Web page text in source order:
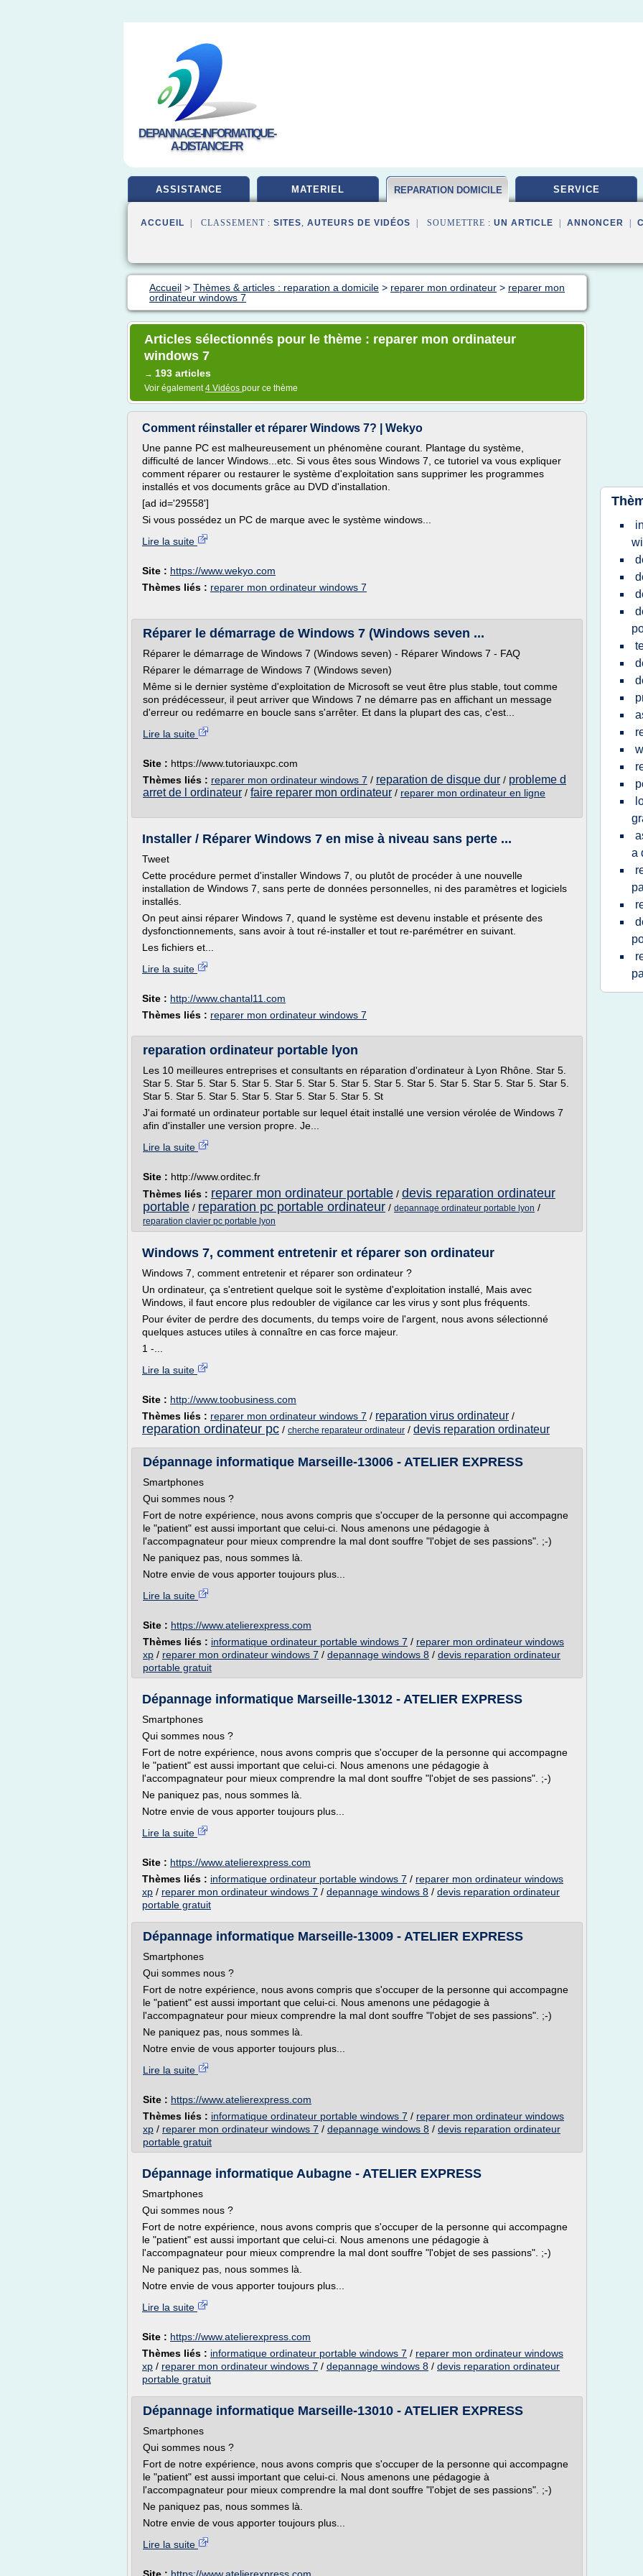
DEPANNAGE-INFORMATIQUE-
A-DISTANCE.FR
ASSISTANCE MATERIEL REPARATION DOMICILE SERVICE
ACCUEIL | CLASSEMENT : SITES, AUTEURS DE VIDÉOS | SOUMETTRE : UN ARTICLE ANNONCER
Accueil > Thèmes & articles : reparation a domicile > reparer mon ordinateur > reparer mon
ordinateur windows 7
Articles sélectionnés pour le thème : reparer mon ordinateur
windows 7
→ 193 articles
Voir également4 Vidéos pour ce thème
Comment réinstaller et réparer Windows 7? | Wekyo
Une panne PC est malheureusement un phénomène courant. Plantage du système,
difficulté de lancer Windows...etc. Si vous êtes sous Windows 7, ce tutoriel va vous expliquer
comment réparer ou restaurer le système d'exploitation sans supprimer les programmes
installés et vos documents grâce au DVD d'installation.
[ad id='29558']
Si vous possédez un PC de marque avec le système windows...
Lire la suite
Site : https://www.wekyo.com
Thèmes liés : reparer mon ordinateur windows 7
Réparer le démarrage de Windows 7 (Windows seven ...
Réparer le démarrage de Windows 7 (Windows seven) - Réparer Windows 7 - FAQ
Réparer le démarrage de Windows 7 (Windows seven)
Même si le dernier système d'exploitation de Microsoft se veut être plus stable, tout comme
son prédécesseur, il peut arriver que Windows 7 ne démarre pas en affichant un message
d'erreur ou redémarre en boucle sans s'arrêter. Et dans la plupart des cas, c'est...
Lire la suite
Site : https://www.tutoriauxpc.com
Thèmes liés : reparer mon ordinateur windows 7 / reparation de disque dur / probleme d
arret de l ordinateur / faire reparer mon ordinateur / reparer mon ordinateur en ligne
Installer / Réparer Windows 7 en mise à niveau sans perte ...
Tweet
Cette procédure permet d'installer Windows 7, ou plutôt de procéder à une nouvelle
installation de Windows 7, sans perte de données personnelles, ni des paramètres et logiciels
installés.
On peut ainsi réparer Windows 7, quand le système est devenu instable et présente des
dysfonctionnements, sans avoir à tout ré-installer et tout re-parémétrer en suivant.
Les fichiers et...
Lire la suite
Site : http://www.chantal11.com
Thèmes liés : reparer mon ordinateur windows 7
reparation ordinateur portable lyon
Les 10 meilleures entreprises et consultants en réparation d'ordinateur à Lyon Rhône. Star 5.
Star 5. Star 5. Star 5. Star 5. Star 5. Star 5. Star 5. Star 5. Star 5. Star 5. Star 5. Star 5. Star 5.
Star 5. Star 5. Star 5. Star 5. Star 5. Star 5. Star 5. St
J'ai formaté un ordinateur portable sur lequel était installé une version vérolée de Windows 7
afin d'installer une version propre. Je...
Lire la suite
Site : http://www.orditec.fr
Thèmes liés : reparer mon ordinateur portable / devis reparation ordinateur
portable / reparation pc portable ordinateur / depannage ordinateur portable lyon /
reparation clavier pc portable lyon
Windows 7, comment entretenir et réparer son ordinateur
Windows 7, comment entretenir et réparer son ordinateur ?
Un ordinateur, ça s'entretient quelque soit le système d'exploitation installé, Mais avec
Windows, il faut encore plus redoubler de vigilance car les virus y sont plus fréquents.
Pour éviter de perdre des documents, du temps voire de l'argent, nous avons sélectionné
quelques astuces utiles à connaître en cas force majeur.
1 -...
Lire la suite
Site : http://www.toobusiness.com
Thèmes liés : reparer mon ordinateur windows 7 / reparation virus ordinateur /
reparation ordinateur pc / cherche reparateur ordinateur / devis reparation ordinateur
Dépannage informatique Marseille-13006 - ATELIER EXPRESS
Smartphones
Qui sommes nous ?
Fort de notre expérience, nous avons compris que s'occuper de la personne qui accompagne
le "patient" est aussi important que celui-ci. Nous amenons une pédagogie à
l'accompagnateur pour mieux comprendre la mal dont souffre "l'objet de ses passions". ;-)
Ne paniquez pas, nous sommes là.
Notre envie de vous apporter toujours plus...
Lire la suite
Site : https://www.atelierexpress.com
Thèmes liés : informatique ordinateur portable windows 7 / reparer mon ordinateur windows
xp / reparer mon ordinateur windows 7 / depannage windows 8 / devis reparation ordinateur
portable gratuit
Dépannage informatique Marseille-13012 - ATELIER EXPRESS
Smartphones
Qui sommes nous ?
Fort de notre expérience, nous avons compris que s'occuper de la personne qui accompagne
le "patient" est aussi important que celui-ci. Nous amenons une pédagogie à
l'accompagnateur pour mieux comprendre la mal dont souffre "l'objet de ses passions". ;-)
Ne paniquez pas, nous sommes là.
Notre envie de vous apporter toujours plus...
Lire la suite
Site : https://www.atelierexpress.com
Thèmes liés : informatique ordinateur portable windows 7 / reparer mon ordinateur windows
xp / reparer mon ordinateur windows 7 / depannage windows 8 / devis reparation ordinateur
portable gratuit
Dépannage informatique Marseille-13009 - ATELIER EXPRESS
Smartphones
Qui sommes nous ?
Fort de notre expérience, nous avons compris que s'occuper de la personne qui accompagne
le "patient" est aussi important que celui-ci. Nous amenons une pédagogie à
l'accompagnateur pour mieux comprendre la mal dont souffre "l'objet de ses passions". ;-)
Ne paniquez pas, nous sommes là.
Notre envie de vous apporter toujours plus...
Lire la suite
Site : https://www.atelierexpress.com
Thèmes liés : informatique ordinateur portable windows 7 / reparer mon ordinateur windows
xp / reparer mon ordinateur windows 7 / depannage windows 8 / devis reparation ordinateur
portable gratuit
Dépannage informatique Aubagne - ATELIER EXPRESS
Smartphones
Qui sommes nous ?
Fort de notre expérience, nous avons compris que s'occuper de la personne qui accompagne
le "patient" est aussi important que celui-ci. Nous amenons une pédagogie à
l'accompagnateur pour mieux comprendre la mal dont souffre "l'objet de ses passions". ;-)
Ne paniquez pas, nous sommes là.
Notre envie de vous apporter toujours plus...
Lire la suite
Site : https://www.atelierexpress.com
Thèmes liés : informatique ordinateur portable windows 7 / reparer mon ordinateur windows
xp / reparer mon ordinateur windows 7 / depannage windows 8 / devis reparation ordinateur
portable gratuit
Dépannage informatique Marseille-13010 - ATELIER EXPRESS
Smartphones
Qui sommes nous ?
Fort de notre expérience, nous avons compris que s'occuper de la personne qui accompagne
le "patient" est aussi important que celui-ci. Nous amenons une pédagogie à
l'accompagnateur pour mieux comprendre la mal dont souffre "l'objet de ses passions". ;-)
Ne paniquez pas, nous sommes là.
Notre envie de vous apporter toujours plus...
Lire la suite
a